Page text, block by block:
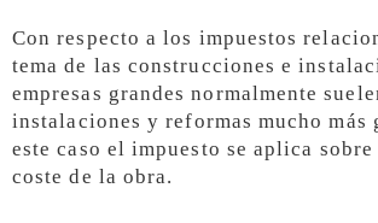
Con respecto a los impuestos
tema de las construcciones e
empresas grandes normalmente
instalaciones y reformas mucho más
este caso el impuesto se aplica sobre
coste de la obra.